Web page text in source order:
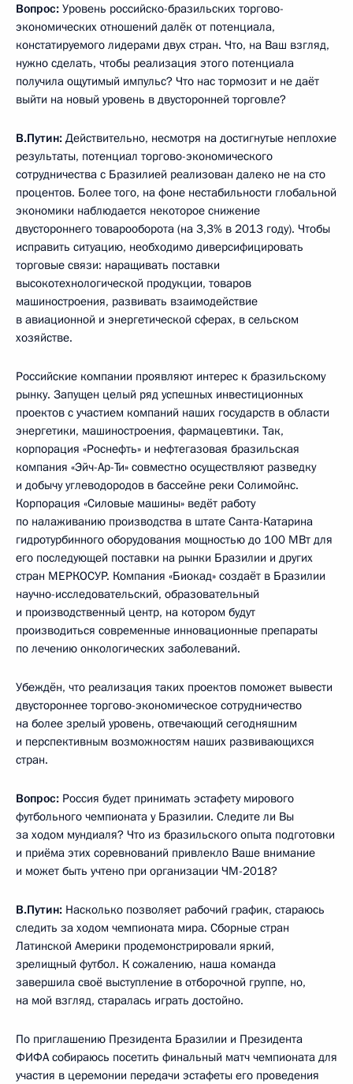
Вопрос: Уровень российско-бразильских торгово-
экономических отношений далёк от потенциала,
констатируемого лидерами двух стран. Что, на Ваш взгляд,
нужно сделать, чтобы реализация этого потенциала
получила ощутимый импульс? Что нас тормозит и не даёт
выйти на новый уровень в двусторонней торговле?
В.Путин: Действительно, несмотря на достигнутые неплохие
результаты, потенциал торгово-экономического
сотрудничества с Бразилией реализован далеко не на сто
процентов. Более того, на фоне нестабильности глобальной
экономики наблюдается некоторое снижение
двустороннего товарооборота (на 3,3% в 2013 году). Чтобы
исправить ситуацию, необходимо диверсифицировать
торговые связи: наращивать поставки
высокотехнологической продукции, товаров
машиностроения, развивать взаимодействие
в авиационной и энергетической сферах, в сельском
хозяйстве.
Российские компании проявляют интерес к бразильскому
рынку. Запущен целый ряд успешных инвестиционных
проектов с участием компаний наших государств в области
энергетики, машиностроения, фармацевтики. Так,
корпорация «Роснефть» и нефтегазовая бразильская
компания «Эйч-Ар-Ти» совместно осуществляют разведку
и добычу углеводородов в бассейне реки Солимойнс.
Корпорация «Силовые машины» ведёт работу
по налаживанию производства в штате Санта-Катарина
гидротурбинного оборудования мощностью до 100 МВт для
его последующей поставки на рынки Бразилии и других
стран МЕРКОСУР. Компания «Биокад» создаёт в Бразилии
научно-исследовательский, образовательный
и производственный центр, на котором будут
производиться современные инновационные препараты
по лечению онкологических заболеваний.
Убеждён, что реализация таких проектов поможет вывести
двустороннее торгово-экономическое сотрудничество
на более зрелый уровень, отвечающий сегодняшним
и перспективным возможностям наших развивающихся
стран.
Вопрос: Россия будет принимать эстафету мирового
футбольного чемпионата у Бразилии. Следите ли Вы
за ходом мундиаля? Что из бразильского опыта подготовки
и приёма этих соревнований привлекло Ваше внимание
и может быть учтено при организации ЧМ-2018?
В.Путин: Насколько позволяет рабочий график, стараюсь
следить за ходом чемпионата мира. Сборные стран
Латинской Америки продемонстрировали яркий,
зрелищный футбол. К сожалению, наша команда
завершила своё выступление в отборочной группе, но,
на мой взгляд, старалась играть достойно.
По приглашению Президента Бразилии и Президента
ФИФА собираюсь посетить финальный матч чемпионата для
участия в церемонии передачи эстафеты его проведения